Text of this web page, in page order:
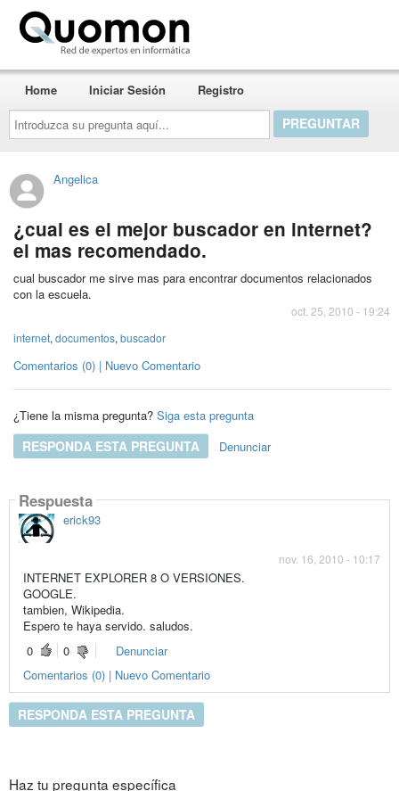
Introduzca
su
pregunta
aquí...
Home Iniciar Sesión Registro
Angelica
¿cual es el mejor buscador en internet?
el mas recomendado.
cual buscador me sirve mas para encontrar documentos relacionados
con la escuela.
oct. 25, 2010 - 19:24
internet, documentos, buscador
Comentarios (0) | Nuevo Comentario
¿Tiene la misma pregunta? Siga esta pregunta
RESPONDA ESTA PREGUNTA Denunciar
Respuesta
erick93
nov. 16, 2010 - 10:17
INTERNET EXPLORER 8 O VERSIONES.
GOOGLE.
tambien, Wikipedia.
Espero te haya servido. saludos.
0
0
Denunciar
Comentarios (0) | Nuevo Comentario
RESPONDA ESTA PREGUNTA
Haz tu pregunta específica